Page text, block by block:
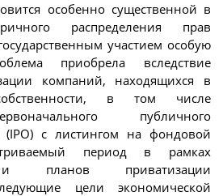
особенно существенной в
распределения прав
участием особую
приобрела вследствие
компаний, находящихся в
собственности, в том числе
публичного
(IPO) с листингом на фондовой
период в рамках
и планов приватизации
цели экономической